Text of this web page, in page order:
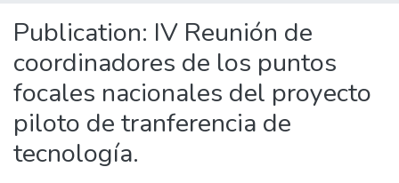
Publication: IV Reunión de
coordinadores de los puntos
focales nacionales del proyecto
piloto de tranferencia de
tecnología.